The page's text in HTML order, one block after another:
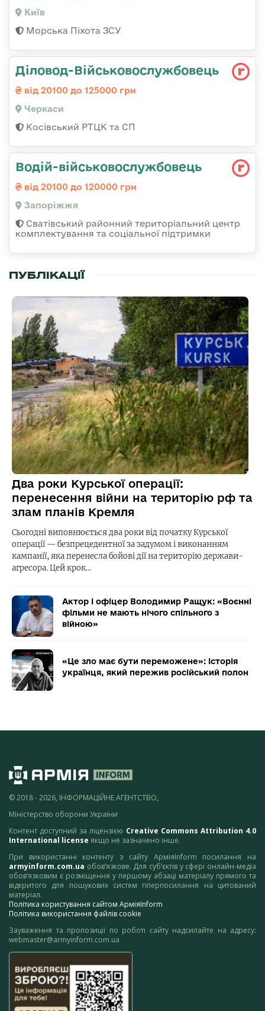
Київ
Морська Піхота ЗСУ
Діловод-Військовослужбовець
від 20100 до 125000 грн
Черкаси
Косівський РТЦК та СП
Водій-військовослужбовець
від 20100 до 120000 грн
Запоріжжя
Сватівський районний територіальний центр
комплектування та соціальної підтримки
ПУБЛІКАЦІЇ
Два роки Курської операції:
перенесення війни на територію рф та
злам планів Кремля
Сьогодні виповнюється два роки від початку Курської
операції — безпрецедентної за задумом і виконанням
кампанії, яка перенесла бойові дії на територію держави-
агресора. Цей крок…
Актор і офіцер Володимир Ращук: «Воєнні
фільми не мають нічого спільного з
війною»
«Це зло має бути переможене»: історія
українця, який пережив російський полон
© 2018 - 2026, ІНФОРМАЦІЙНЕ АГЕНТСТВО,
Міністерство оборони України
Контент доступний за ліцензією Creative Commons Attribution 4.0
International license якщо не зазначено інше.
При використанні контенту з сайту АрміяInform посилання на
armyinform.com.ua обов’язкове. Для суб’єктів у сфері онлайн-медіа
обов’язковим є розміщення у першому абзаці матеріалу прямого та
відкритого для пошукових систем гіперпосилання на цитований
матеріал.
Політика користування сайтом АрміяInform
Політика використання файлів cookie
Зауваження та пропозиції по роботі сайту надсилайте на адресу:
webmaster@armyinform.com.ua